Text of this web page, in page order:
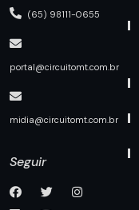
(65) 98111-0655
portal@circuitomt.com.br
midia@circuitomt.com.br
Seguir